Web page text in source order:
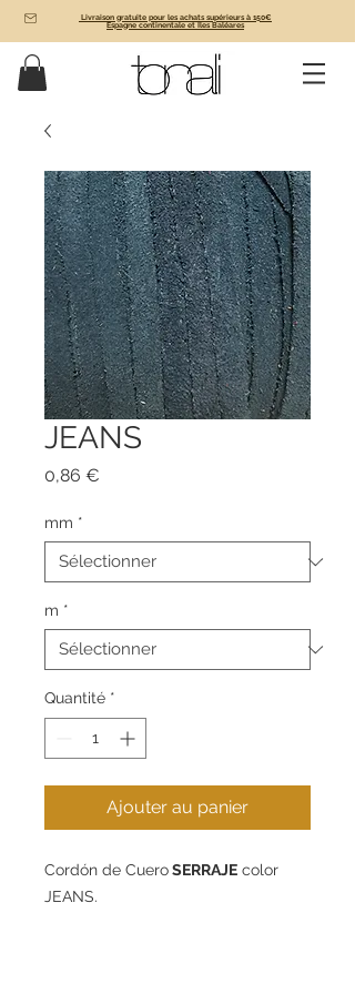
Livraison gratuite pour les achats supérieurs à 150€
Espagne continentale et Îles Baléares
JEANS
0,86 €
mm *
m *
Quantité *
Ajouter au panier
Cordón de CueroSERRAJE color
JEANS.